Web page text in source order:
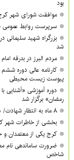
بود
موافقت شورای شهر
سرپرست روابط
بزرگراه شهید
شد
مردم البرز در بدرقه
کارنامه عالی دوره
پیوست زیست محیطی
دوره آموزشی
رمضان» برگزار شد
۸ ماه به انتظار شهادت/ دیدار علیرضا رحیمی با خانواده شهیدان فاطمی‌نژاد
بخشی از خاطرات شهر
کرج یکی از معتمدان و
ضرورت ساماندهی نام‌
شاخص